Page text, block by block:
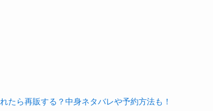
たら再販する？中身ネタバレや予約方法も！